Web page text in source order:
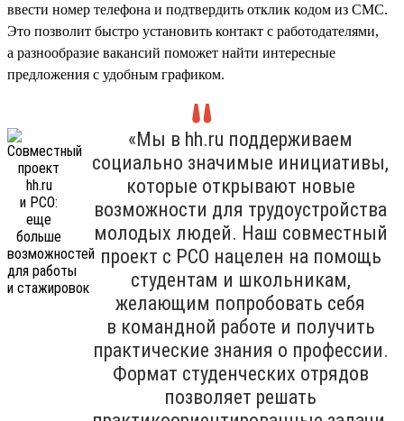
ввести номер телефона и подтвердить отклик кодом из СМС.
Это позволит быстро установить контакт с работодателями,
а разнообразие вакансий поможет найти интересные
предложения с удобным графиком.
«Мы в hh.ru поддерживаем
социально значимые инициативы,
которые открывают новые
возможности для трудоустройства
молодых людей. Наш совместный
проект с РСО нацелен на помощь
студентам и школьникам,
желающим попробовать себя
в командной работе и получить
практические знания о профессии.
Формат студенческих отрядов
позволяет решать